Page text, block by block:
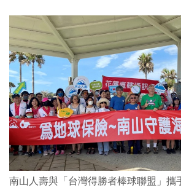
南山人壽與「台灣得勝者棒球聯盟」攜